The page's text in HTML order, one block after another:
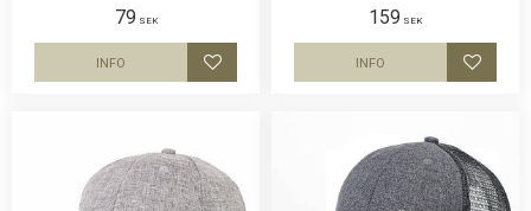
storlek 10 cm i diameter.
79 SEK
Lägg till i favoriter
INFO
färger.
159 SEK
Lägg
INFO